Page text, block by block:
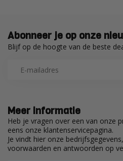
Meer informatie
Heb je vragen over een van onze
eens onze klantenservicepagina.
Je vindt hier onze
voorwaarden en antwoorden op
Abonneer je op onze
Blijf op de hoogte van de beste